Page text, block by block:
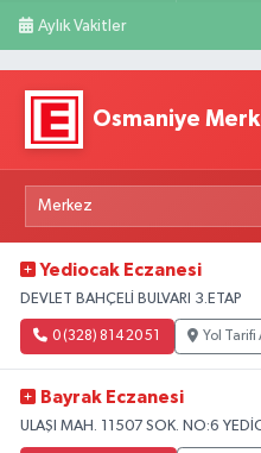
Aylık Vakitler
Osmaniye
Yediocak Eczanesi
DEVLET BAHÇELİ BULVARI 3.ETAP
0 (328) 814 20 51 Yol Tarifi
Bayrak Eczanesi
ULAŞI MAH. 11507 SOK. NO:6